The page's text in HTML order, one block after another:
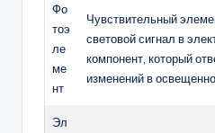
Фо
тоэ
ле
ме
нт
Чувствительный
световой сигнал в
компонент, который
изменений в
Эл